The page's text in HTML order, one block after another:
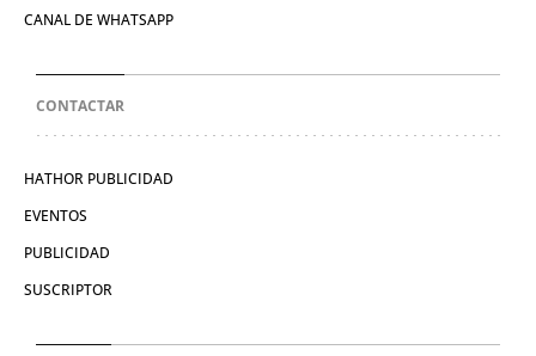
CANAL DE WHATSAPP
CONTACTAR
HATHOR PUBLICIDAD
EVENTOS
PUBLICIDAD
SUSCRIPTOR